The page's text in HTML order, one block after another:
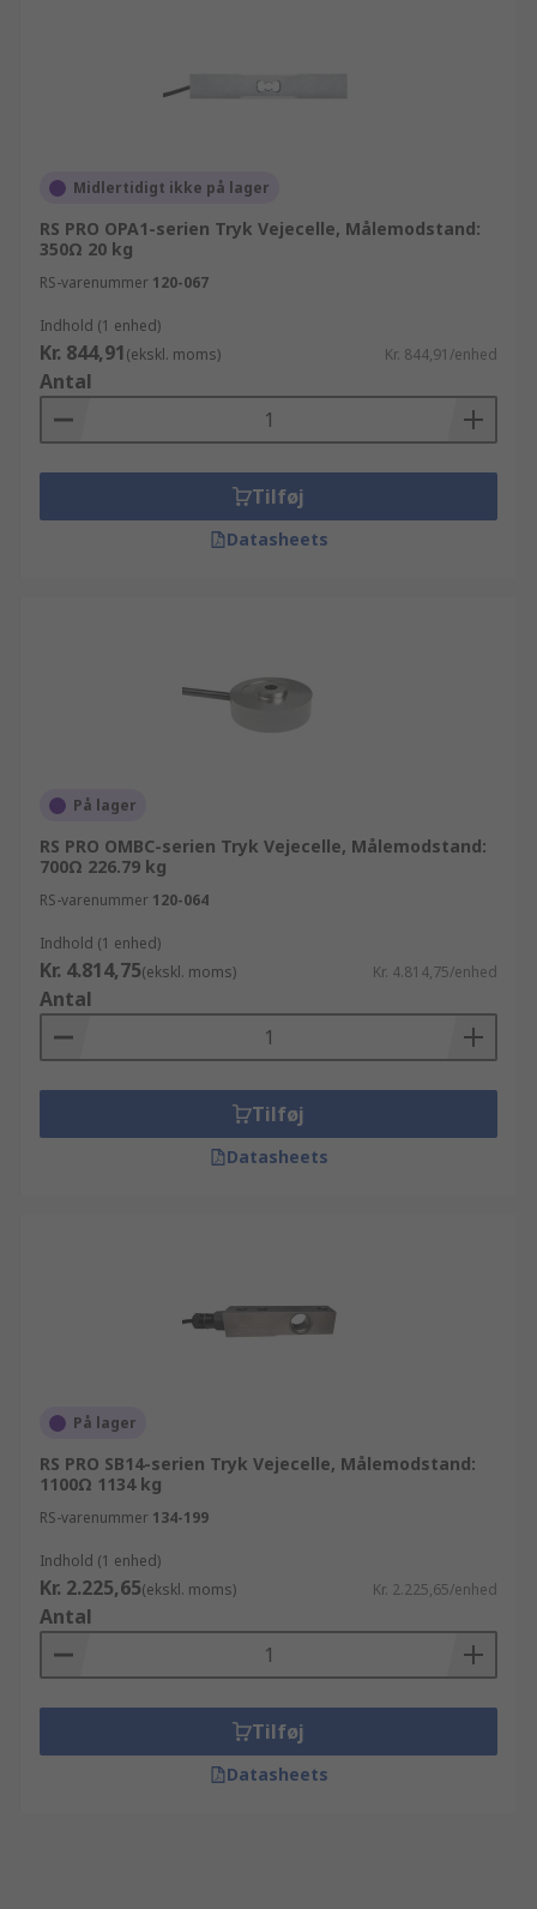
Midlertidigt ikke på lager
RS PRO OPA1-serien Tryk Vejecelle, Målemodstand:
350Ω 20 kg
RS-varenummer 120-067
Indhold (1 enhed)
Kr. 844,91(ekskl. moms) Kr. 844,91/enhed
Antal
Tilføj
Datasheets
På lager
RS PRO OMBC-serien Tryk Vejecelle, Målemodstand:
700Ω 226.79 kg
RS-varenummer 120-064
Indhold (1 enhed)
Kr. 4.814,75(ekskl. moms) Kr. 4.814,75/enhed
Antal
Tilføj
Datasheets
På lager
RS PRO SB14-serien Tryk Vejecelle, Målemodstand:
1100Ω 1134 kg
RS-varenummer 134-199
Indhold (1 enhed)
Kr. 2.225,65(ekskl. moms) Kr. 2.225,65/enhed
Antal
Tilføj
Datasheets